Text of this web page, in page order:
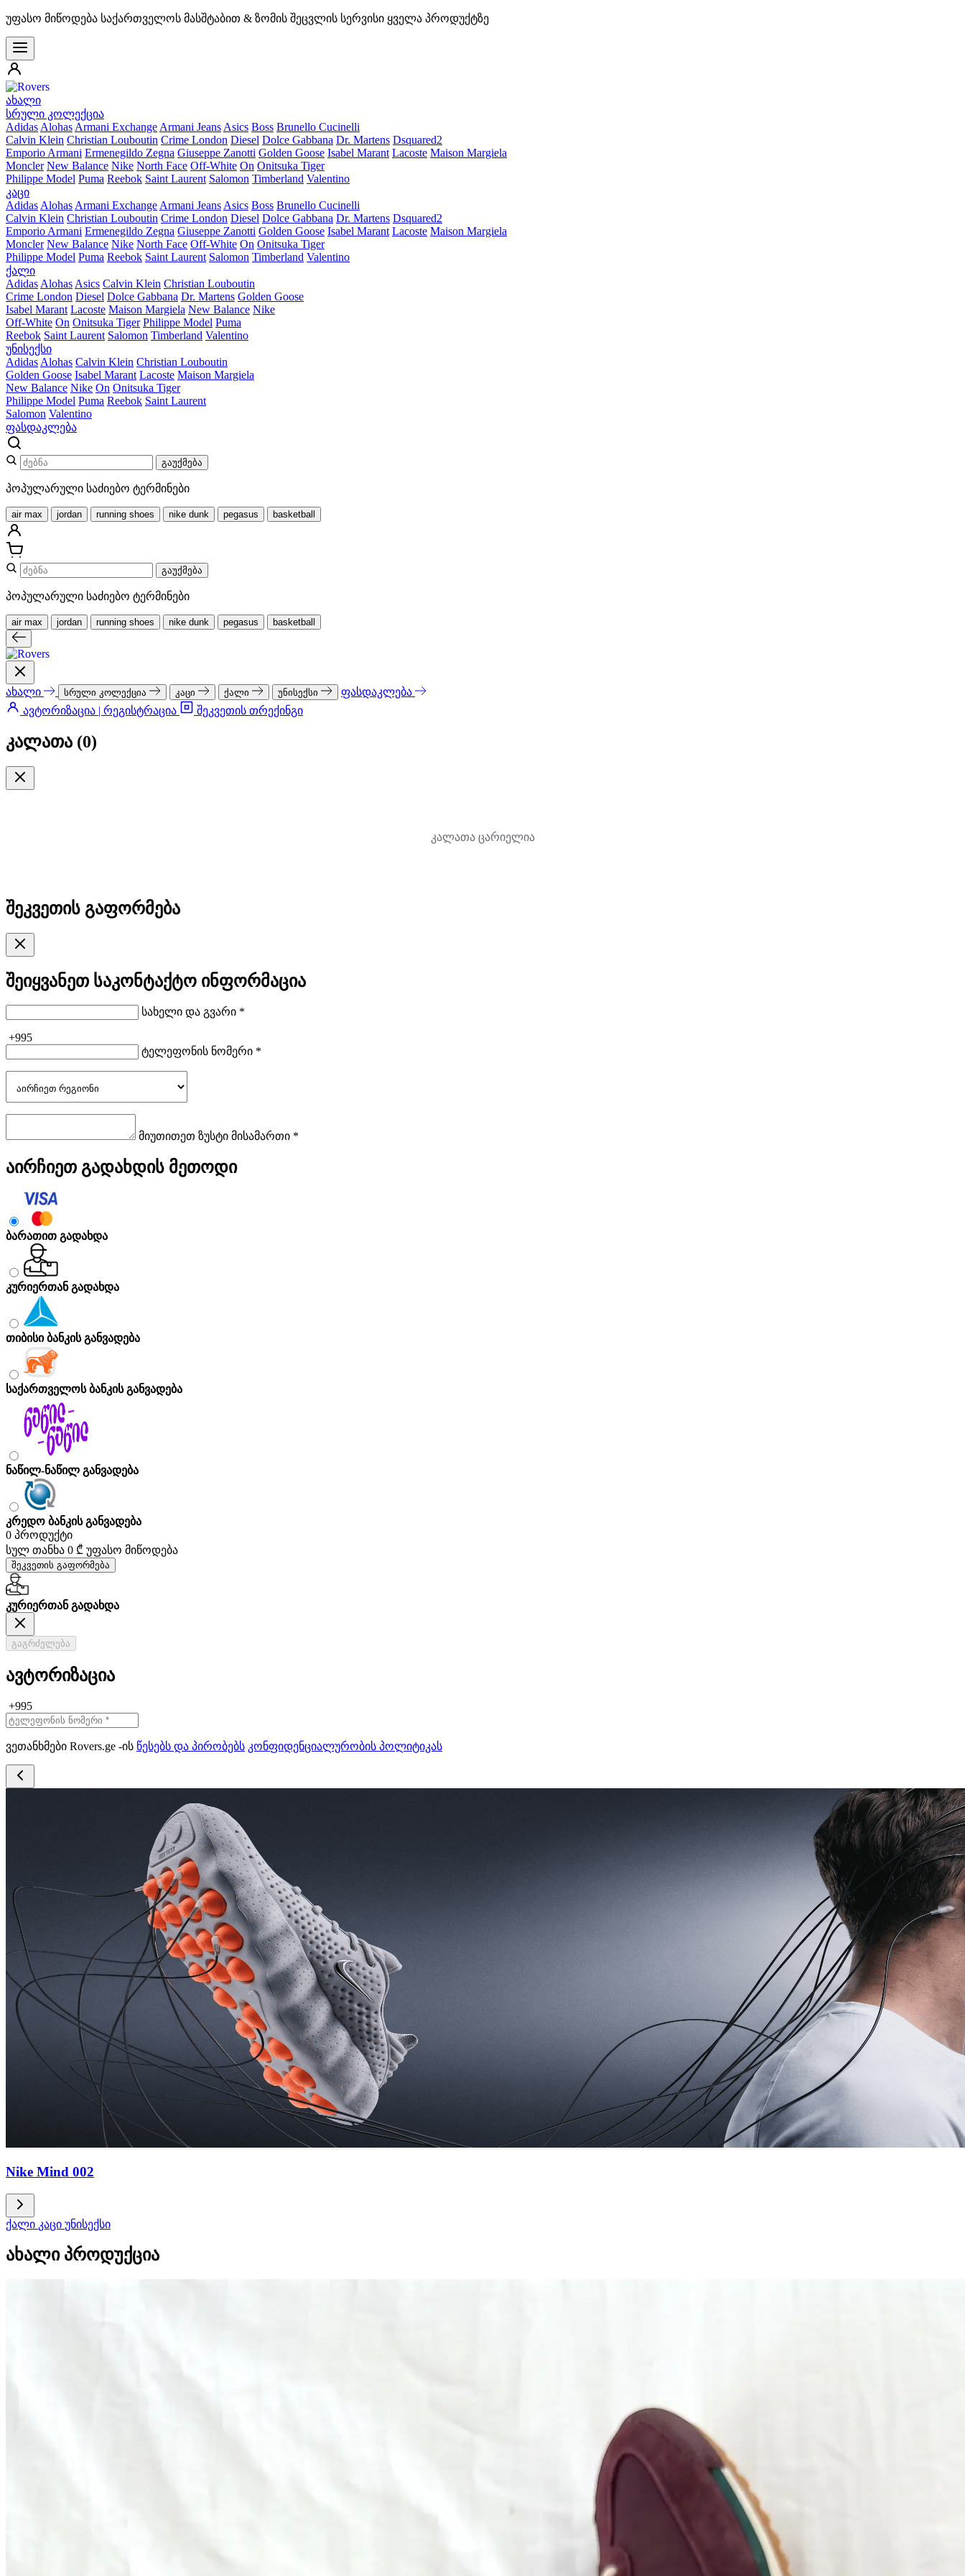
უფასო მიწოდება საქართველოს მასშტაბით & ზომის შეცვლის სერვისი ყველა პროდუქტზე
ახალი
სრული კოლექცია
Adidas Alohas Armani Exchange Armani Jeans Asics Boss Brunello Cucinelli
Calvin Klein Christian Louboutin Crime London Diesel Dolce Gabbana Dr. Martens Dsquared2
Emporio Armani Ermenegildo Zegna Giuseppe Zanotti Golden Goose Isabel Marant Lacoste Maison Margiela
Moncler New Balance Nike North Face Off-White On Onitsuka Tiger
Philippe Model Puma Reebok Saint Laurent Salomon Timberland Valentino
კაცი
Adidas Alohas Armani Exchange Armani Jeans Asics Boss Brunello Cucinelli
Calvin Klein Christian Louboutin Crime London Diesel Dolce Gabbana Dr. Martens Dsquared2
Emporio Armani Ermenegildo Zegna Giuseppe Zanotti Golden Goose Isabel Marant Lacoste Maison Margiela
Moncler New Balance Nike North Face Off-White On Onitsuka Tiger
Philippe Model Puma Reebok Saint Laurent Salomon Timberland Valentino
ქალი
Adidas Alohas Asics Calvin Klein Christian Louboutin
Crime London Diesel Dolce Gabbana Dr. Martens Golden Goose
Isabel Marant Lacoste Maison Margiela New Balance Nike
Off-White On Onitsuka Tiger Philippe Model Puma
Reebok Saint Laurent Salomon Timberland Valentino
უნისექსი
Adidas Alohas Calvin Klein Christian Louboutin
Golden Goose Isabel Marant Lacoste Maison Margiela
New Balance Nike On Onitsuka Tiger
Philippe Model Puma Reebok Saint Laurent
Salomon Valentino
ფასდაკლება
გაუქმება
პოპულარული საძიებო ტერმინები
air max jordan running shoes nike dunk pegasus basketball
გაუქმება
პოპულარული საძიებო ტერმინები
air max jordan running shoes nike dunk pegasus basketball
ახალი სრული კოლექცია კაცი ქალი უნისექსი
ფასდაკლება
ავტორიზაცია | რეგისტრაცია
შეკვეთის თრექინგი
კალათა (0)
კალათა ცარიელია
შეკვეთის გაფორმება
შეიყვანეთ საკონტაქტო ინფორმაცია
სახელი და გვარი *
+995
ტელეფონის ნომერი *
მიუთითეთ ზუსტი მისამართი *
აირჩიეთ გადახდის მეთოდი
ბარათით გადახდა
კურიერთან გადახდა
თიბისი ბანკის განვადება
საქართველოს ბანკის განვადება
ნაწილ-ნაწილ განვადება
კრედო ბანკის განვადება
0 პროდუქტი
სულ თანხა 0 ₾ უფასო მიწოდება
შეკვეთის გაფორმება
კურიერთან გადახდა
გაგრძელება
ავტორიზაცია
+995
ვეთანხმები Rovers.ge -ის წესებს და პირობებს კონფიდენციალურობის პოლიტიკას
Nike Mind 002
ქალი კაცი უნისექსი
ახალი პროდუქცია